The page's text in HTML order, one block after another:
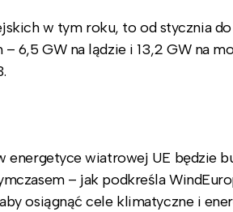
w tym roku, to od stycznia
GW na lądzie i 13,2 GW na
energetyce wiatrowej UE będzie
– jak podkreśla
osiągnąć cele klimatyczne i